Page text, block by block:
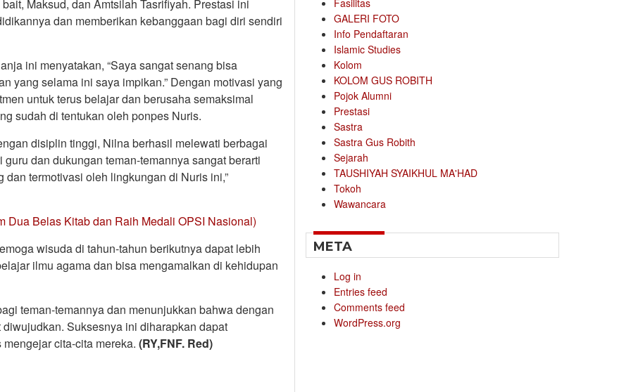
Maksud, dan Amtsilah Tasrifiyah. Prestasi ini
dan memberikan kebanggaan bagi diri sendiri
ini menyatakan, “Saya sangat senang bisa
yang selama ini saya impikan.” Dengan motivasi yang
untuk terus belajar dan berusaha semaksimal
sudah di tentukan oleh ponpes Nuris.
disiplin tinggi, Nilna berhasil melewati berbagai
dan dukungan teman-temannya sangat berarti
termotivasi oleh lingkungan di Nuris ini,”
Dua Belas Kitab dan Raih Medali OPSI Nasional)
wisuda di tahun-tahun berikutnya dapat lebih
ilmu agama dan bisa mengamalkan di kehidupan
teman-temannya dan menunjukkan bahwa dengan
Suksesnya ini diharapkan dapat
cita-cita mereka. (RY,FNF. Red)
Fasilitas
GALERI FOTO
Info Pendaftaran
Islamic Studies
Kolom
KOLOM GUS ROBITH
Pojok Alumni
Prestasi
Sastra
Sastra Gus Robith
Sejarah
TAUSHIYAH SYAIKHUL MA'HAD
Tokoh
Wawancara
META
Log in
Entries feed
Comments feed
WordPress.org